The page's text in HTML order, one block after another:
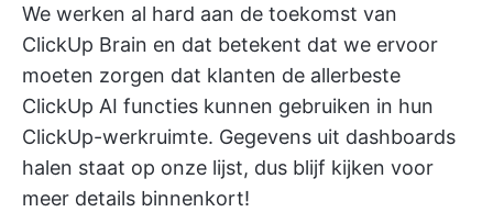
We werken al hard aan de toekomst van
ClickUp Brain en dat betekent dat we ervoor
moeten zorgen dat klanten de allerbeste
ClickUp AI functies kunnen gebruiken in hun
ClickUp-werkruimte. Gegevens uit dashboards
halen staat op onze lijst, dus blijf kijken voor
meer details binnenkort!